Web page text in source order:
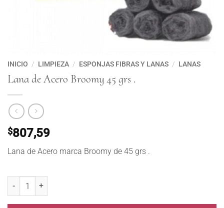
INICIO / LIMPIEZA / ESPONJAS FIBRAS Y LANAS / LANAS
Lana de Acero Broomy 45 grs .
$807,59
Lana de Acero marca Broomy de 45 grs .